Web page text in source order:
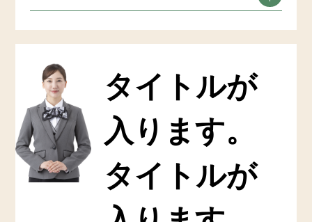
タイトルが
入ります。
タイトルが